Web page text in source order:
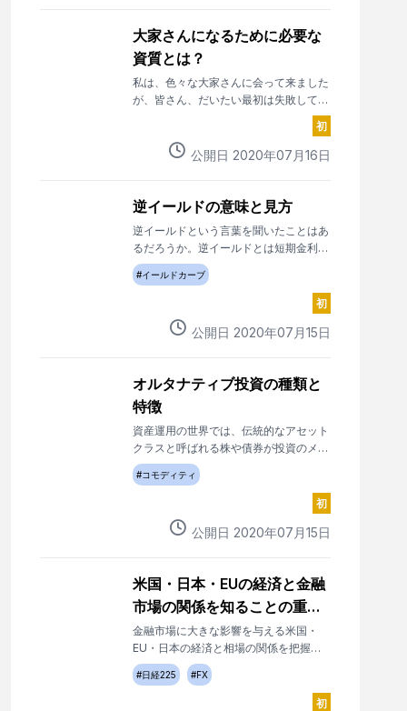
大家さんになるために必要な
資質とは？
私は、色々な大家さんに会って来ました
が、皆さん、だいたい最初は失敗してい
ます。だんだん自分で学んでいく中で成
功しているのですが、そこで必要な資質
を7つに分けてお伝えします。
初
公開日 2020年07 月16日
逆イールドの意味と見方
逆イールドという言葉を聞いたことはあ
るだろうか。逆イールドとは短期金利が
長期金利を上回ることを意味しており、
あまり見られない金利の動きだ。投資家
の中では度々この動きが注目される。
ここでは、逆イールドとは何かを解説し
た後、その見方にについて解説していき
#イールドカーブ
初
公開日 2020年07 月15日
オルタナティブ投資の種類と
特徴
資産運用の世界では、伝統的なアセット
クラスと呼ばれる株や債券が投資のメイ
ンとなっていたが、2000年以降オルタ
ナティブ投資という商品の種類が登場し
ている。 そのオルタナティブ投資とは
一体何なのか、どのような種類があり、
どのような特徴があるのか説明していき
#コモディティ
初
公開日 2020年07 月15日
米国・日本・EUの経済と金融
市場の関係を知ることの重要
性
金融市場に大きな影響を与える米国・
EU・日本の経済と相場の関係を把握す
るための重要なポイントは、投資初心者
でも知っておきたいところだ。
#日経225 #FX
初